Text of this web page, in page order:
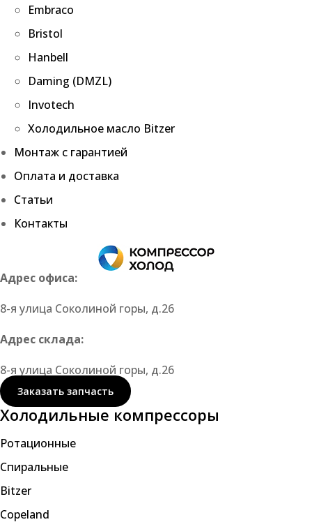
Embraco
Bristol
Hanbell
Daming (DMZL)
Invotech
Холодильное масло Bitzer
Монтаж с гарантией
Оплата и доставка
Статьи
Контакты
Адрес офиса:
8-я улица Соколиной горы, д.26
Адрес склада:
8-я улица Соколиной горы, д.26
Заказать запчасть
Холодильные компрессоры
Ротационные
Спиральные
Bitzer
Copeland